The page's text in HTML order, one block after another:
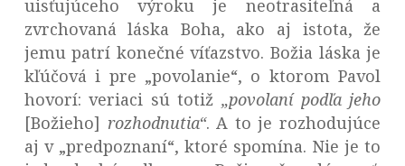
uisťujúceho výroku je neotrasiteľná a
zvrchovaná láska Boha, ako aj istota, že
jemu patrí konečné víťazstvo. Božia láska je
kľúčová i pre „povolanie“, o ktorom Pavol
hovorí: veriaci sú totiž„povolaní podľa jeho
[Božieho] rozhodnutia“. A to je rozhodujúce
aj v „predpoznaní“, ktoré spomína. Nie je to